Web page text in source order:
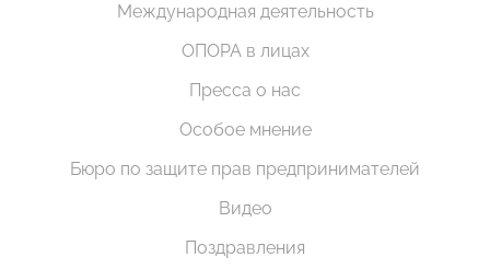
Международная деятельность
ОПОРА в лицах
Пресса о нас
Особое мнение
Бюро по защите прав предпринимателей
Видео
Поздравления